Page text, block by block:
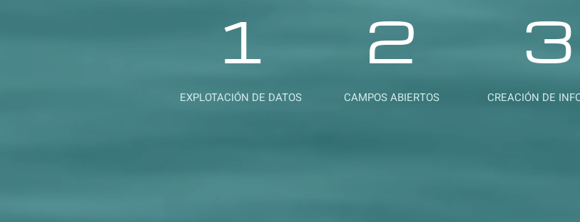
1 2 3
EXPLOTACIÓN DE DATOS CREACIÓN DE
CAMPOS ABIERTOS